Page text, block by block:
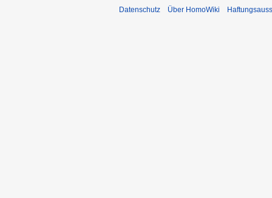
Datenschutz Über HomoWiki